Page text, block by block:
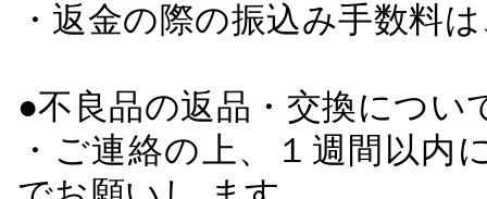
・返金の際の振込み手数料
●不良品の返品・交換につい
・ご連絡の上、１週間以